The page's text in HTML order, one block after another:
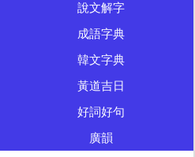
說文解字
成語字典
韓文字典
黃道吉日
好詞好句
廣韻